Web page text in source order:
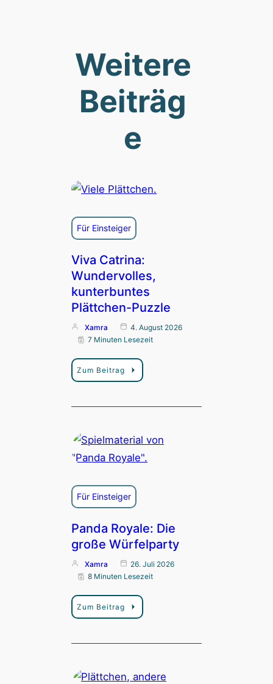
Weitere
Beiträg
e
Für Einsteiger
Viva Catrina:
Wundervolles,
kunterbuntes
Plättchen-Puzzle
Xamra
4. August 2026
7 Minuten Lesezeit
Zum Beitrag
Für Einsteiger
Panda Royale: Die
große Würfelparty
Xamra
26. Juli 2026
8 Minuten Lesezeit
Zum Beitrag